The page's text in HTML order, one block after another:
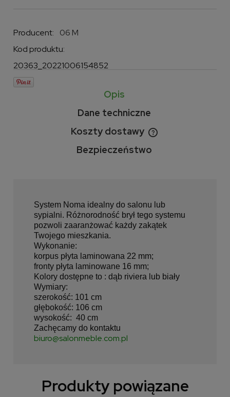
Producent:
06 M
Kod produktu:
20363_20221006154852
Opis
Dane techniczne
Koszty dostawy
Cena nie zawiera ewentualnych kosztów płatności
Bezpieczeństwo
System Noma idealny do salonu lub
sypialni. Różnorodność brył tego systemu
pozwoli zaaranżować każdy zakątek
Twojego mieszkania.
Wykonanie:
korpus płyta laminowana 22 mm;
fronty płyta laminowane 16 mm;
Kolory dostępne to : dąb riviera lub biały
Wymiary:
szerokość: 101 cm
głębokość: 106 cm
wysokość: 40 cm
Zachęcamy do kontaktu
biuro@salonmeble.com.pl
Produkty powiązane